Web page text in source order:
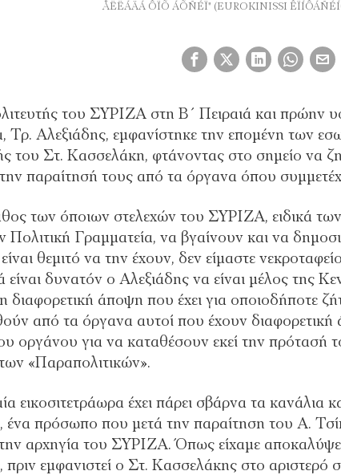
ÅËËÁÄÁ ÔÏÕ ÁÕÑÉÏ" (EUROKINISSI
του ΣΥΡΙΖΑ στη Β΄ Πειραιά και πρώην
Τρ. Αλεξιάδης, εμφανίστηκε την επομένη των
του Στ. Κασσελάκη, φτάνοντας στο σημείο να
παραίτησή τους από τα όργανα όπου
των όποιων στελεχών του ΣΥΡΙΖΑ, ειδικά
Πολιτική Γραμματεία, να βγαίνουν και να
θεμιτό να την έχουν, δεν είμαστε
είναι δυνατόν ο Αλεξιάδης να είναι μέλος της
διαφορετική άποψη που έχει για οποιοδήποτε
από τα όργανα αυτοί που έχουν
οργάνου για να καταθέσουν εκεί την πρότασή
«Παραπολιτικών».
εικοσιτετράωρα έχει πάρει σβάρνα τα κανάλια
ένα πρόσωπο που μετά την παραίτηση του Α.
την αρχηγία του ΣΥΡΙΖΑ. Όπως είχαμε
εμφανιστεί ο Στ. Κασσελάκης στο αριστερό